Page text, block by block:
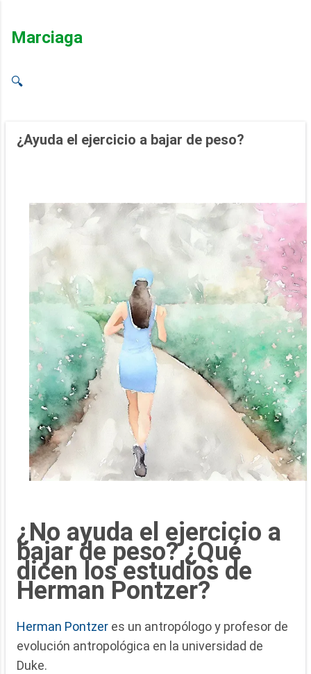
Marciaga
🔍
¿Ayuda el ejercicio a bajar de peso?
¿No ayuda el ejercicio a
bajar de peso? ¿Qué
dicen los estudios de
Herman Pontzer?
Herman Pontzer es un antropólogo y profesor de
evolución antropológica en la universidad de
Duke.